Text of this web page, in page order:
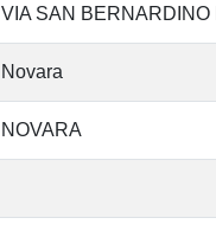
VIA SAN BERNARDINO
Novara
NOVARA